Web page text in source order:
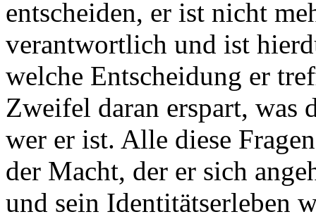
entscheiden, er ist nicht
verantwortlich und ist
welche Entscheidung er
Zweifel daran erspart, was
wer er ist. Alle diese
der Macht, der er sich
und sein Identitätserleben